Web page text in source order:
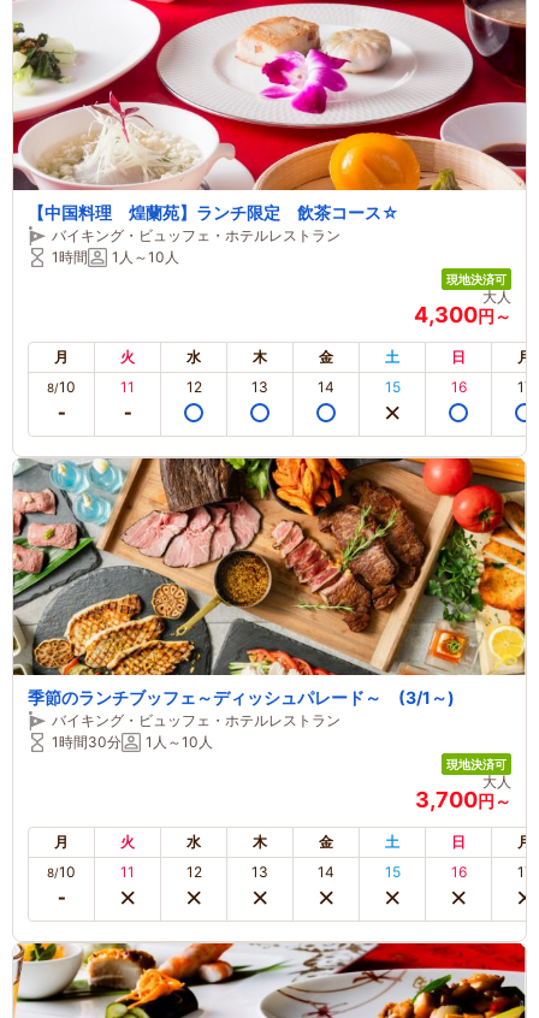
【中国料理 煌蘭苑】ランチ限定 飲茶コース☆
バイキング・ビュッフェ・ホテルレストラン
1時間
1人～10人
現地決済可
大人
4,300円～
月 火 水 木 金 土 日 月
8/10 11 12 13 14 15 16 17
季節のランチブッフェ～ディッシュパレード～ (3/1～)
バイキング・ビュッフェ・ホテルレストラン
1時間30分
1人～10人
現地決済可
大人
3,700円～
月 火 水 木 金 土 日 月
8/10 11 12 13 14 15 16 17